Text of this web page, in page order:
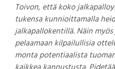
Toivon, että koko
tukensa kunnioittamalla
jalkapallokentillä. Näin
pelaamaan kilpailullisia
monta potentiaalista